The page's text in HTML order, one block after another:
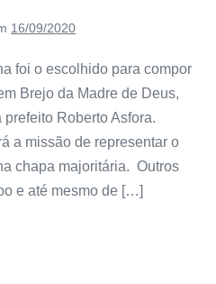
16/09/2020
foi o escolhido para compor
Brejo da Madre de Deus,
Roberto Asfora.
a missão de representar o
chapa majoritária. Outros
e até mesmo de […]